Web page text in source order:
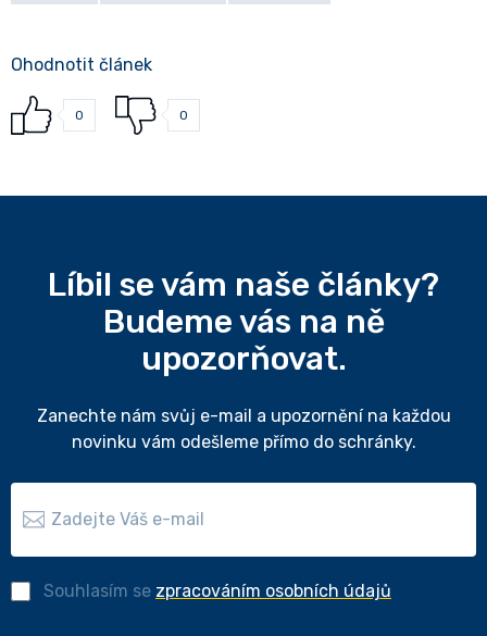
Ohodnotit článek
0 0
Líbil se vám naše články?
Budeme vás na ně
upozorňovat.
Zanechte nám svůj e-mail a upozornění na každou
novinku vám odešleme přímo do schránky.
Souhlasím se zpracováním osobních údajů